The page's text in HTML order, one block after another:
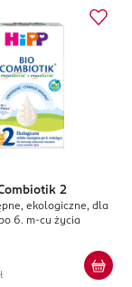
2
ekologiczne, dla
6. m-cu życia